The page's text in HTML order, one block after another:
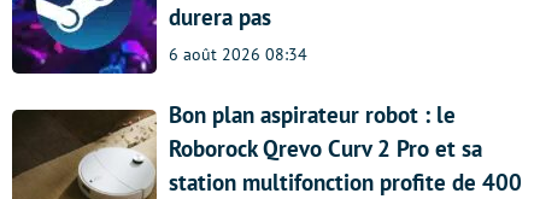
durera pas
6 août 2026 08:34
Bon plan aspirateur robot : le
Roborock Qrevo Curv 2 Pro et sa
station multifonction profite de 400